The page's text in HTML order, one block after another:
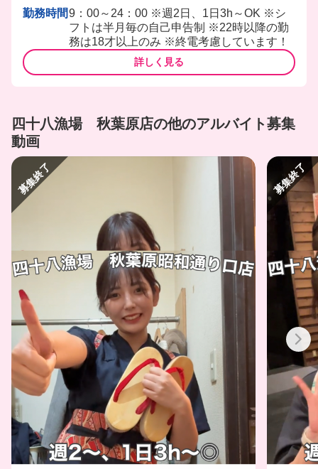
勤務時間9：00～24：00 ※週2日、1日3h～OK ※シ
フトは半月毎の自己申告制 ※22時以降の勤
務は18才以上のみ ※終電考慮しています！
詳しく見る
四十八漁場 秋葉原店の他のアルバイト募集
動画
募集終了 募集終了